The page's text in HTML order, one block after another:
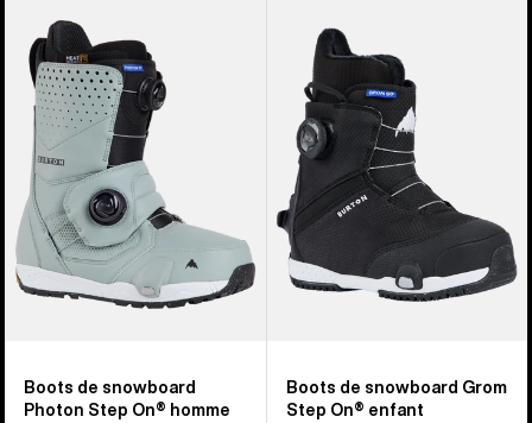
Boots
snowboard
Photon
Step
On®
homme
Boots de snowboard
Photon Step On® homme
Boots
snowboard
Grom
Step
On®
enfant
Boots de snowboard Grom
Step On® enfant